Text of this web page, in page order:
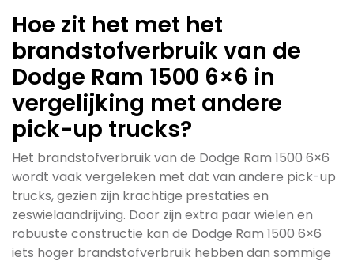
Hoe zit het met het
brandstofverbruik van de
Dodge Ram 1500 6×6 in
vergelijking met andere
pick-up trucks?
Het brandstofverbruik van de Dodge Ram 1500 6×6
wordt vaak vergeleken met dat van andere pick-up
trucks, gezien zijn krachtige prestaties en
zeswielaandrijving. Door zijn extra paar wielen en
robuuste constructie kan de Dodge Ram 1500 6×6
iets hoger brandstofverbruik hebben dan sommige